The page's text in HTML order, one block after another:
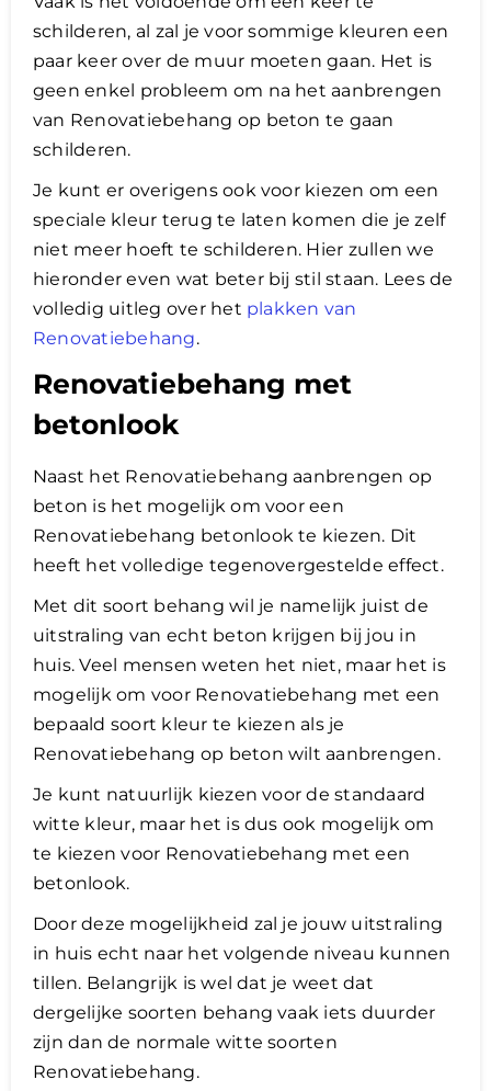
schilderen, al zal je voor sommige kleuren een
paar keer over de muur moeten gaan. Het is
geen enkel probleem om na het aanbrengen
van Renovatiebehang op beton te gaan
schilderen.
Je kunt er overigens ook voor kiezen om een
speciale kleur terug te laten komen die je zelf
niet meer hoeft te schilderen. Hier zullen we
hieronder even wat beter bij stil staan. Lees de
volledig uitleg over het plakken van
Renovatiebehang.
Renovatiebehang met
betonlook
Naast het Renovatiebehang aanbrengen op
beton is het mogelijk om voor een
Renovatiebehang betonlook te kiezen. Dit
heeft het volledige tegenovergestelde effect.
Met dit soort behang wil je namelijk juist de
uitstraling van echt beton krijgen bij jou in
huis. Veel mensen weten het niet, maar het is
mogelijk om voor Renovatiebehang met een
bepaald soort kleur te kiezen als je
Renovatiebehang op beton wilt aanbrengen.
Je kunt natuurlijk kiezen voor de standaard
witte kleur, maar het is dus ook mogelijk om
te kiezen voor Renovatiebehang met een
betonlook.
Door deze mogelijkheid zal je jouw uitstraling
in huis echt naar het volgende niveau kunnen
tillen. Belangrijk is wel dat je weet dat
dergelijke soorten behang vaak iets duurder
zijn dan de normale witte soorten
Renovatiebehang.